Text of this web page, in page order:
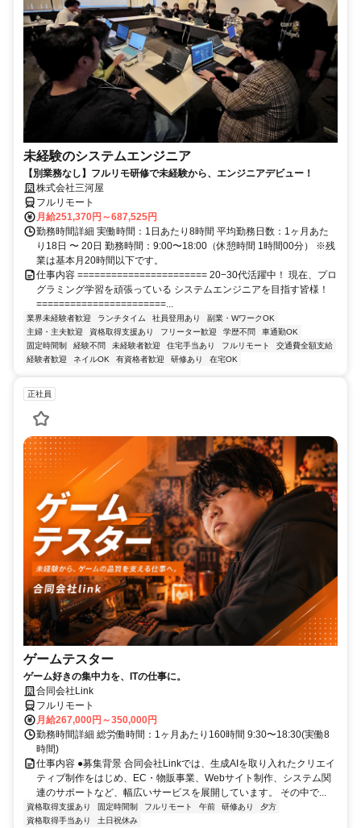
未経験のシステムエンジニア
【別業務なし】フルリモ研修で未経験から、エンジニアデビュー！
株式会社三河屋
フルリモート
月給251,370円～687,525円
勤務時間詳細 実働時間：1日あたり8時間 平均勤務日数：1ヶ月あた
り18日 〜 20日 勤務時間：9:00〜18:00（休憩時間 1時間00分） ※残
業は基本月20時間以下です。
仕事内容 ======================= 20−30代活躍中！ 現在、プロ
グラミング学習を頑張っている システムエンジニアを目指す皆様！
=======================...
業界未経験者歓迎 ランチタイム 社員登用あり
副業・WワークOK
主婦・主夫歓迎
資格取得支援あり フリーター歓迎 学歴不問
車通勤OK
固定時間制
経験不問 未経験者歓迎 住宅手当あり フルリモート
交通費全額支給
経験者歓迎
ネイルOK 有資格者歓迎 研修あり 在宅OK
正社員
ゲームテスター
ゲーム好きの集中力を、ITの仕事に。
合同会社Link
フルリモート
月給267,000円～350,000円
勤務時間詳細 総労働時間：1ヶ月あたり160時間 9:30〜18:30(実働8
時間)
仕事内容 ●募集背景 合同会社Linkでは、生成AIを取り入れたクリエイ
ティブ制作をはじめ、EC・物販事業、Webサイト制作、システム関
連のサポートなど、幅広いサービスを展開しています。 その中で...
資格取得支援あり 固定時間制 フルリモート 午前 研修あり
夕方
資格取得手当あり
土日祝休み